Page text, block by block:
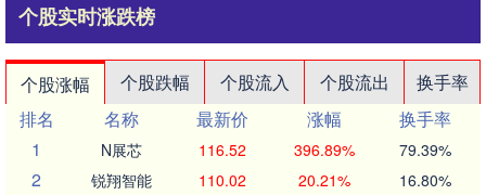
个股实时涨跌榜
个股涨幅 个股跌幅 个股流入 个股流出
换手率
排名
名称 最新价 涨幅
换手率
1
N展芯 116.52 396.89% 79.39%
2 锐翔智能 110.02 20.21% 16.80%